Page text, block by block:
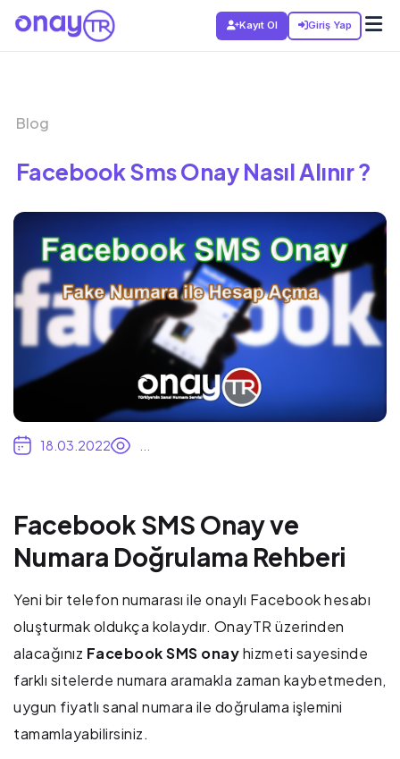
Kayıt Ol Giriş Yap
Blog
Facebook Sms Onay Nasıl Alınır ?
18.03.2022
Facebook SMS Onay ve
Numara Doğrulama Rehberi
Yeni bir telefon numarası ile onaylı Facebook hesabı
oluşturmak oldukça kolaydır. OnayTR üzerinden
alacağınız Facebook SMS onayhizmeti sayesinde
farklı sitelerde numara aramakla zaman kaybetmeden,
uygun fiyatlı sanal numara ile doğrulama işlemini
tamamlayabilirsiniz.